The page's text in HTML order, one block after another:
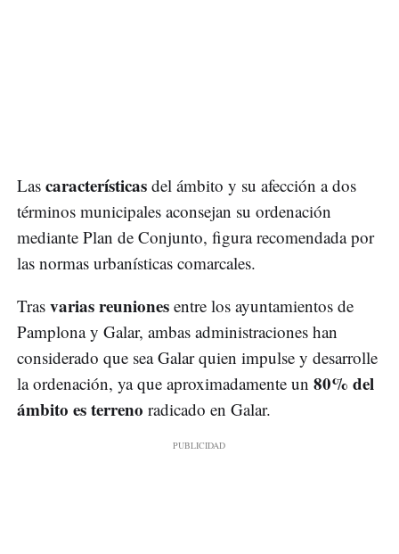
Las características del ámbito y su afección a dos
términos municipales aconsejan su ordenación
mediante Plan de Conjunto, figura recomendada por
las normas urbanísticas comarcales.
Tras varias reuniones entre los ayuntamientos de
Pamplona y Galar, ambas administraciones han
considerado que sea Galar quien impulse y desarrolle
la ordenación, ya que aproximadamente un 80% del
ámbito es terreno radicado en Galar.